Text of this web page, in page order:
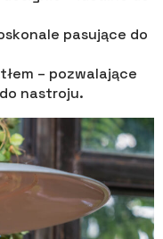
pasujące do
– pozwalające
nastroju.